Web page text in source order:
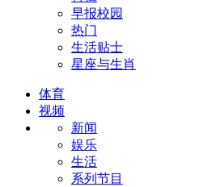
早报校园
热门
生活贴士
星座与生肖
体育
视频
新闻
娱乐
生活
系列节目